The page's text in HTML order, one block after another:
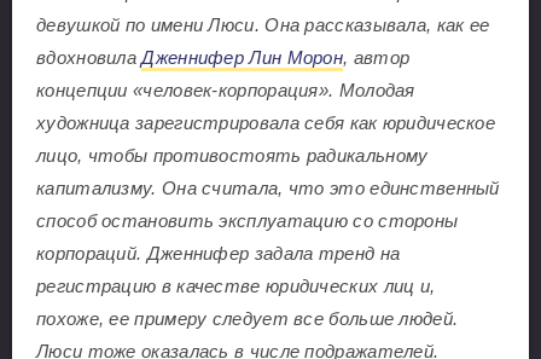
девушкой по имени Люси. Она рассказывала, как ее
вдохновилаДженнифер Лин Морон, автор
концепции «человек-корпорация». Молодая
художница зарегистрировала себя как юридическое
лицо, чтобы противостоять радикальному
капитализму. Она считала, что это единственный
способ остановить эксплуатацию со стороны
корпораций. Дженнифер задала тренд на
регистрацию в качестве юридических лиц и,
похоже, ее примеру следует все больше людей.
Люси тоже оказалась в числе подражателей.